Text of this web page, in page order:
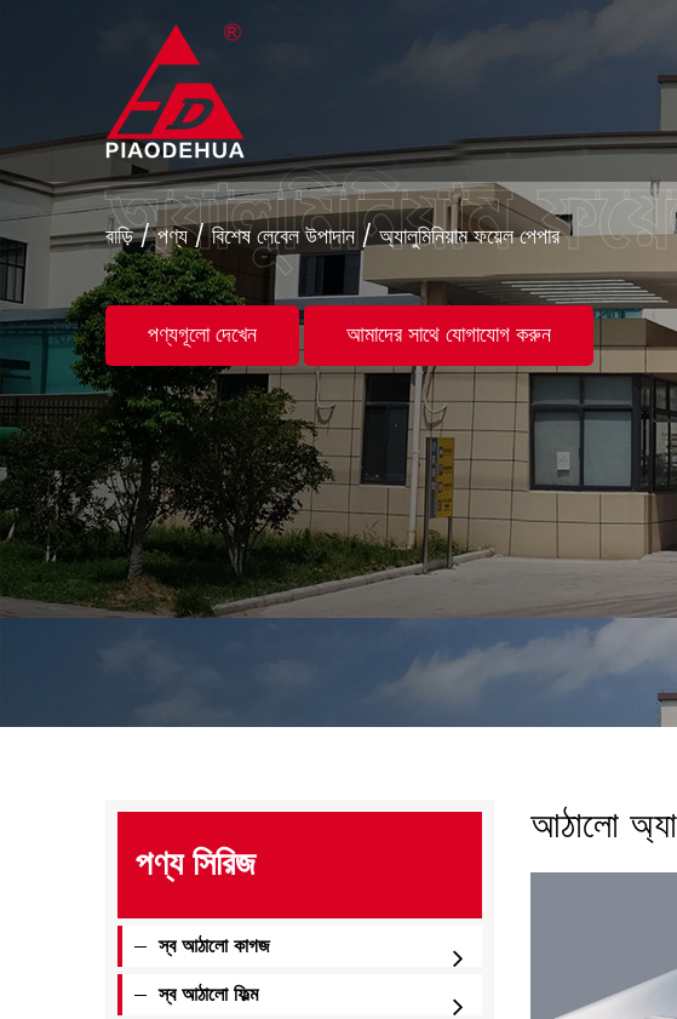
বাড়ি/পণ্য/বিশেষ লেবেল উপাদান /অ্যালুমিনিয়াম ফয়েল পেপার
পণ্যগূলো দেখেন আমাদের সাথে যোগাযোগ করুন
পণ্য সিরিজ
স্ব আঠালো কাগজ
স্ব আঠালো ফিল্ম
আঠালো